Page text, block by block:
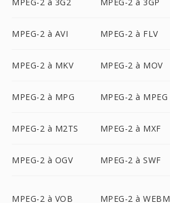
MPEG-2 à AVI MPEG-2 à FLV
MPEG-2 à MKV MPEG-2 à MOV
MPEG-2 à MPG MPEG-2 à MPEG
MPEG-2 à M2TS MPEG-2 à MXF
MPEG-2 à OGV MPEG-2 à SWF
MPEG-2 à VOB MPEG-2 à WEBM